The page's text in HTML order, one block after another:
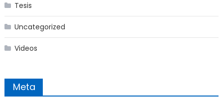
Tesis
Uncategorized
Videos
Meta